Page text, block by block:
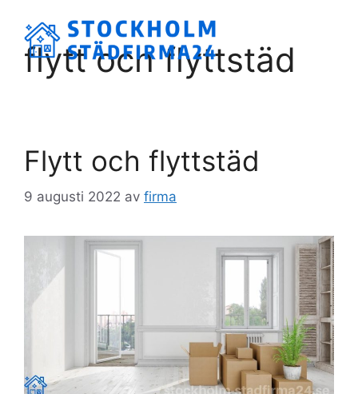
innehållflytt och flyttstäd
Flytt och flyttstäd
9 augusti 2022 av firma